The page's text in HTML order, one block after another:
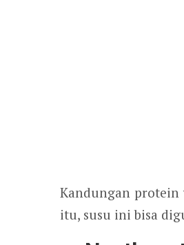
Kandungan protein
itu, susu ini bisa